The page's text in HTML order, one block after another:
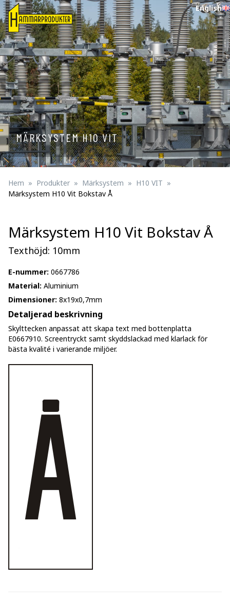
English
MÄRKSYSTEM H10 VIT
Hem Produkter Märksystem
H10 VIT
Märksystem H10 Vit Bokstav Å
Märksystem H10 Vit Bokstav Å
Texthöjd: 10mm
E-nummer: 0667786
Material: Aluminium
Dimensioner: 8x19x0,7mm
Detaljerad beskrivning
Skylttecken anpassat att skapa text med bottenplatta
E0667910. Screentryckt samt skyddslackad med klarlack för
bästa kvalité i varierande miljöer.